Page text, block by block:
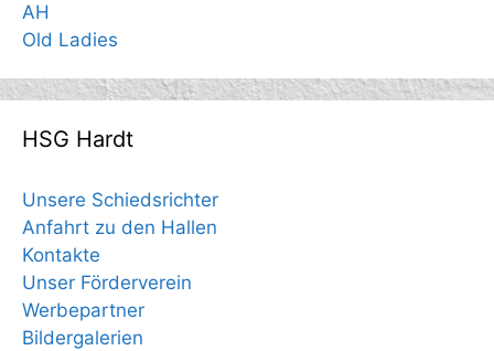
AH
Old Ladies
HSG Hardt
Unsere Schiedsrichter
Anfahrt zu den Hallen
Kontakte
Unser Förderverein
Werbepartner
Bildergalerien